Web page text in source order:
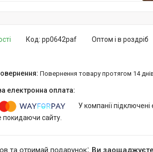
Оптом і в роздріб
Код: pp0642paf
повернення товару протягом 14
У компанії
покидаючи сайту.
та отримай подарунок Ви